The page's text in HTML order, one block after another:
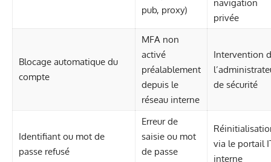
pub, proxy)
navigation
privée
Blocage automatique du
compte
MFA non
activé
préalablement
depuis le
réseau interne
Intervention
de sécurité
Identifiant ou mot de
passe refusé
Erreur de
saisie ou mot
de passe
via le portail
interne